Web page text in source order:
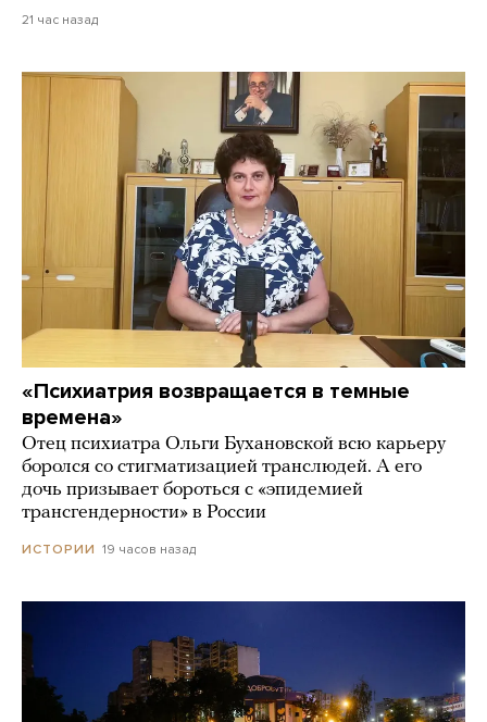
21 час назад
«Психиатрия возвращается в темные
времена»
Отец психиатра Ольги Бухановской всю карьеру
боролся со стигматизацией транслюдей. А его
дочь призывает бороться с «эпидемией
трансгендерности» в России
ИСТОРИИ 19 часов назад